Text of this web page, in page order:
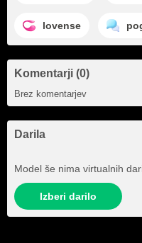
lovense
Komentarji (0)
Brez komentarjev
Darila
Model še nima virtualnih
Izberi darilo